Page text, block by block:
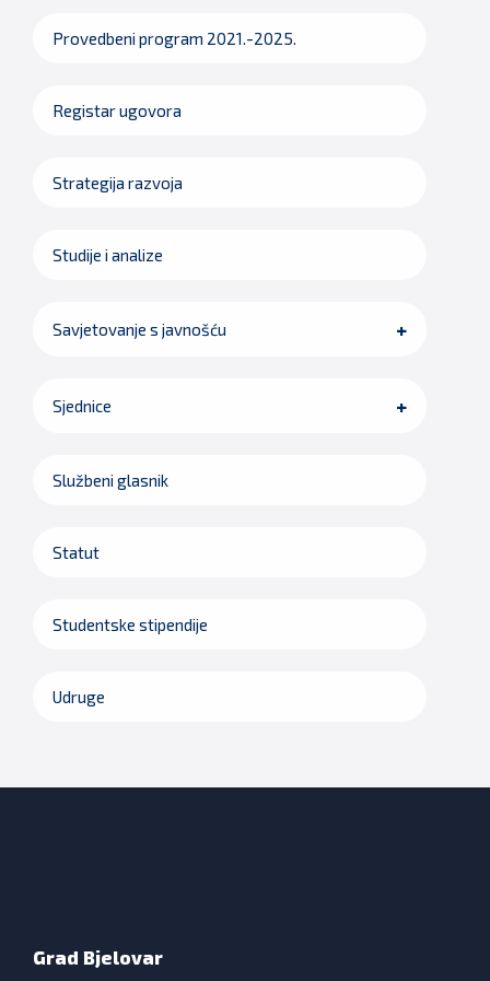
Provedbeni program 2021.-2025.
Registar ugovora
Strategija razvoja
Studije i analize
Savjetovanje s javnošću
Sjednice
Službeni glasnik
Statut
Studentske stipendije
Udruge
Grad Bjelovar